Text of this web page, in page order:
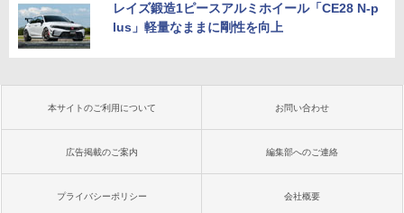
レイズ鍛造1ピースアルミホイール「CE28 N-p
lus」軽量なままに剛性を向上
本サイトのご利用について お問い合わせ
広告掲載のご案内 編集部へのご連絡
プライバシーポリシー 会社概要